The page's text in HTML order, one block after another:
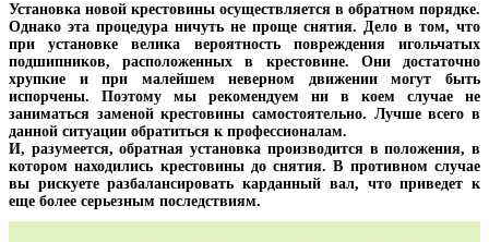
Установка новой крестовины осуществляется в обратном порядке.
Однако эта процедура ничуть не проще снятия. Дело в том, что
при установке велика вероятность повреждения игольчатых
подшипников, расположенных в крестовине. Они достаточно
хрупкие и при малейшем неверном движении могут быть
испорчены. Поэтому мы рекомендуем ни в коем случае не
заниматься заменой крестовины самостоятельно. Лучше всего в
данной ситуации обратиться к профессионалам.
И, разумеется, обратная установка производится в положения, в
котором находились крестовины до снятия. В противном случае
вы рискуете разбалансировать карданный вал, что приведет к
еще более серьезным последствиям.